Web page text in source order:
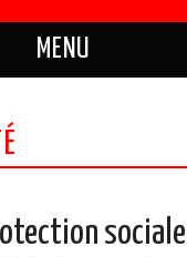
MENU
sociale